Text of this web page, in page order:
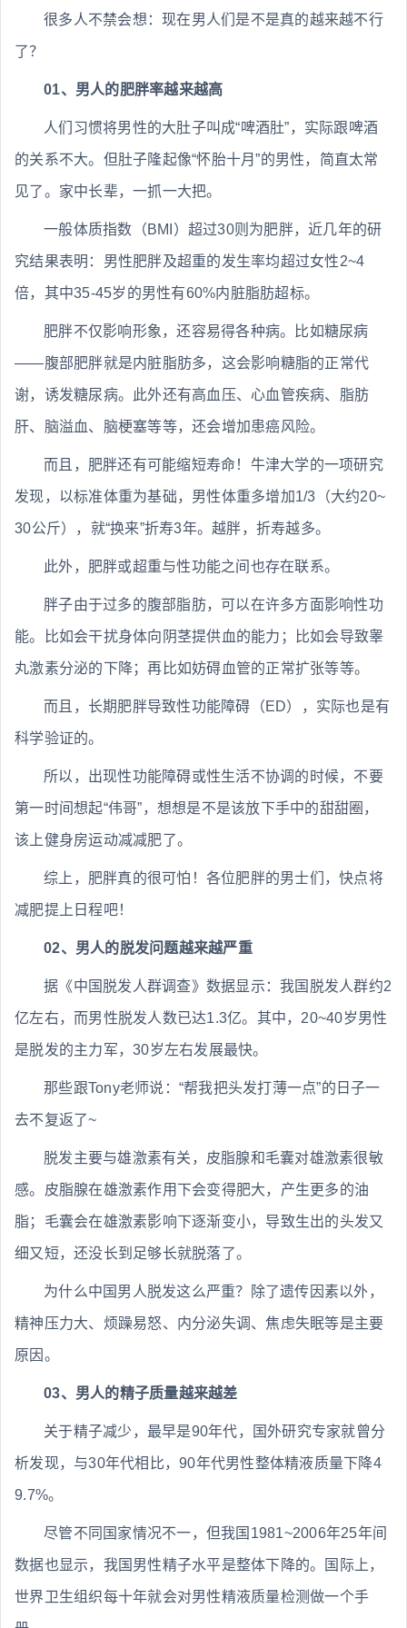
很多人不禁会想：现在男人们是不是真的越来越不行
了？
01、男人的肥胖率越来越高
人们习惯将男性的大肚子叫成“啤酒肚”，实际跟啤酒
的关系不大。但肚子隆起像“怀胎十月”的男性，简直太常
见了。家中长辈，一抓一大把。
一般体质指数（BMI）超过30则为肥胖，近几年的研
究结果表明：男性肥胖及超重的发生率均超过女性2~4
倍，其中35-45岁的男性有60%内脏脂肪超标。
肥胖不仅影响形象，还容易得各种病。比如糖尿病
——腹部肥胖就是内脏脂肪多，这会影响糖脂的正常代
谢，诱发糖尿病。此外还有高血压、心血管疾病、脂肪
肝、脑溢血、脑梗塞等等，还会增加患癌风险。
而且，肥胖还有可能缩短寿命！牛津大学的一项研究
发现，以标准体重为基础，男性体重多增加1/3（大约20~
30公斤），就“换来”折寿3年。越胖，折寿越多。
此外，肥胖或超重与性功能之间也存在联系。
胖子由于过多的腹部脂肪，可以在许多方面影响性功
能。比如会干扰身体向阴茎提供血的能力；比如会导致睾
丸激素分泌的下降；再比如妨碍血管的正常扩张等等。
而且，长期肥胖导致性功能障碍（ED），实际也是有
科学验证的。
所以，出现性功能障碍或性生活不协调的时候，不要
第一时间想起“伟哥”，想想是不是该放下手中的甜甜圈，
该上健身房运动减减肥了。
综上，肥胖真的很可怕！各位肥胖的男士们，快点将
减肥提上日程吧！
02、男人的脱发问题越来越严重
据《中国脱发人群调查》数据显示：我国脱发人群约2
亿左右，而男性脱发人数已达1.3亿。其中，20~40岁男性
是脱发的主力军，30岁左右发展最快。
那些跟Tony老师说：“帮我把头发打薄一点”的日子一
去不复返了~
脱发主要与雄激素有关，皮脂腺和毛囊对雄激素很敏
感。皮脂腺在雄激素作用下会变得肥大，产生更多的油
脂；毛囊会在雄激素影响下逐渐变小，导致生出的头发又
细又短，还没长到足够长就脱落了。
为什么中国男人脱发这么严重？除了遗传因素以外，
精神压力大、烦躁易怒、内分泌失调、焦虑失眠等是主要
原因。
03、男人的精子质量越来越差
关于精子减少，最早是90年代，国外研究专家就曾分
析发现，与30年代相比，90年代男性整体精液质量下降4
9.7%。
尽管不同国家情况不一，但我国1981~2006年25年间
数据也显示，我国男性精子水平是整体下降的。国际上，
世界卫生组织每十年就会对男性精液质量检测做一个手